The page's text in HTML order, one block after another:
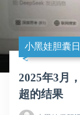
小黑娃胆囊
2025年3月
超的结果